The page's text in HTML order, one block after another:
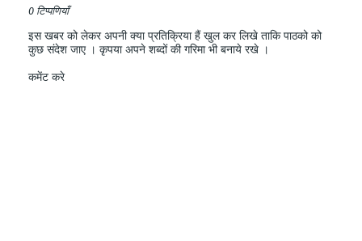
0 टिप्पणियाँ
इस खबर को लेकर अपनी क्या प्रतिक्रिया हैं खुल कर लिखे ताकि पाठको को
कुछ संदेश जाए । कृपया अपने शब्दों की गरिमा भी बनाये रखे ।
कमेंट करे